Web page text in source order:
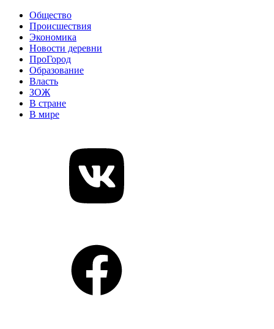
Общество
Происшествия
Экономика
Новости деревни
ПроГород
Образование
Власть
ЗОЖ
В стране
В мире